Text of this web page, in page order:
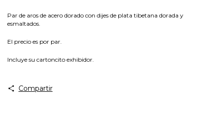
Par de aros de acero dorado con dijes de plata tibetana dorada y
esmaltados.
El precio es por par.
Incluye su cartoncito exhibidor.
Compartir